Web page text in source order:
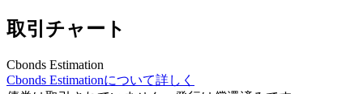
取引チャート
Cbonds Estimation
Cbonds Estimationについて詳しく